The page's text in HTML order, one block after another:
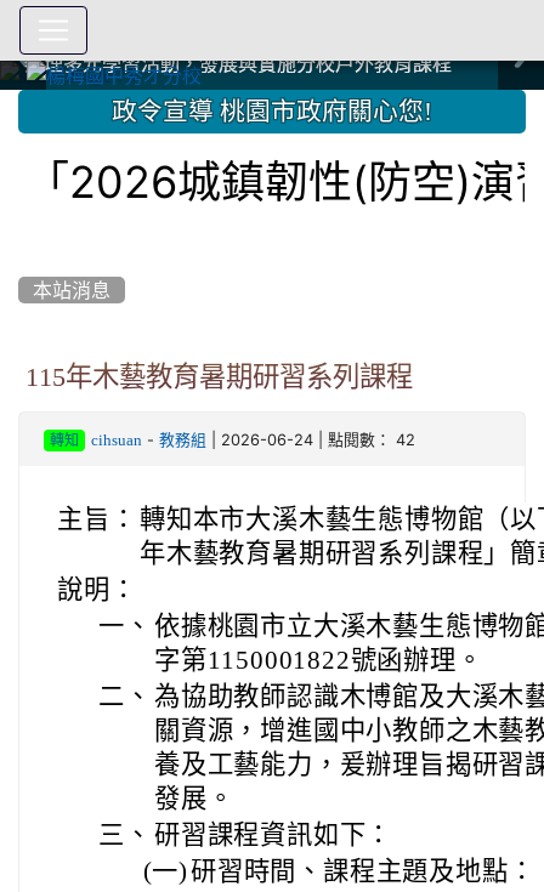
中國信託商業銀行 2023.04.22 愛傳球計畫
中國信託商業銀行 2023.04.22 愛傳球計畫
辦理多元學習活動，發展與實施分校戶外教育課程
辦理多元學習活動，發展與實施分校戶外教育課程
爭取社會資源，傳愛與溫暖：2024.3.19 桃園市家長會與桃
園女子美容商業童也工會義剪活動
爭取社會資源，傳愛與溫暖：2024.3.19 桃園市家長會與桃
園女子美容商業童也工會義剪活動
112學年度畢業學生與師長合照
112學年度畢業學生與師長合照
辦理多元學習活動，發展與實施分校戶外教育課程
辦理多元學習活動，發展與實施分校戶外教育課程
爭取社會資源，傳愛與溫暖：110.12.22 國際獅子會與本校
師生歲末感恩活動
爭取社會資源，傳愛與溫暖：110.12.22 國際獅子會與本校
師生歲末感恩活動
爭取社會資源，傳愛與溫暖：110.12.22 國際獅子會贈送本
校學生耶誕禮物
爭取社會資源，傳愛與溫暖：110.12.22 國際獅子會贈送本
校學生耶誕禮物
112.9.27參觀客家博覽會
112.9.27參觀客家博覽會
2023.12.27 國際獅子會贈送本校學生耶誕禮物
2023.12.27 國際獅子會贈送本校學生耶誕禮物
2023.12.27 國際獅子會贊助本校學生獎助學金
2023.12.27 國際獅子會贊助本校學生獎助學金
2023.12.27 聖誕感恩歌謠競賽；本校師生與國際獅子會獅
兄、師姐同樂
2023.12.27 聖誕感恩歌謠競賽；本校師生與國際獅子會獅
兄、師姐同樂
建置優質學習空間；合作互惠，建立良善公共關係
建置優質學習空間；合作互惠，建立良善公共關係
::: 政令宣導 桃園市政府關心您!
城鎮韌性(防空)演習」
本站消息
115年木藝教育暑期研習系列課程
轉知 cihsuan- 教務組 | 2026-06-24 | 點閱數： 42
主旨： 轉知本市大溪木藝生態博物館（
年木藝教育暑期研習系列課程」
說明：
一、 依據桃園市立大溪木藝生態博物
字第1150001822號函辦理。
二、 為協助教師認識木博館及大溪木
關資源，增進國中小教師之木藝
養及工藝能力，爰辦理旨揭研習
發展。
三、 研習課程資訊如下：
(一)研習時間、課程主題及地點：